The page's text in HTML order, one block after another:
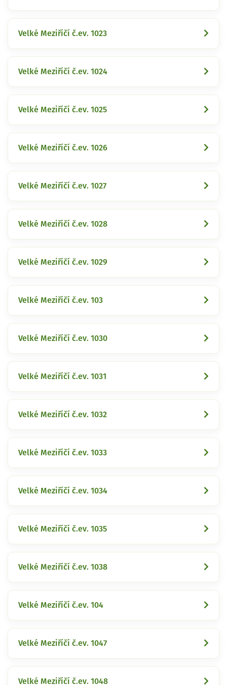
Velké Meziříčí č.ev. 1023
Velké Meziříčí č.ev. 1024
Velké Meziříčí č.ev. 1025
Velké Meziříčí č.ev. 1026
Velké Meziříčí č.ev. 1027
Velké Meziříčí č.ev. 1028
Velké Meziříčí č.ev. 1029
Velké Meziříčí č.ev. 103
Velké Meziříčí č.ev. 1030
Velké Meziříčí č.ev. 1031
Velké Meziříčí č.ev. 1032
Velké Meziříčí č.ev. 1033
Velké Meziříčí č.ev. 1034
Velké Meziříčí č.ev. 1035
Velké Meziříčí č.ev. 1038
Velké Meziříčí č.ev. 104
Velké Meziříčí č.ev. 1047
Velké Meziříčí č.ev. 1048